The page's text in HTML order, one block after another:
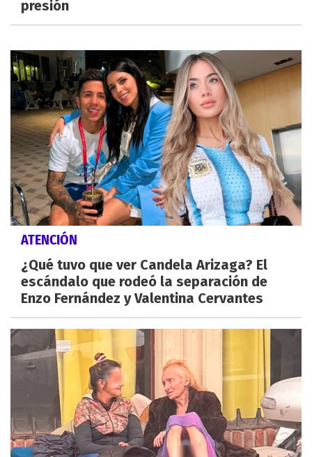
presión
ATENCIÓN
¿Qué tuvo que ver Candela Arizaga? El
escándalo que rodeó la separación de
Enzo Fernández y Valentina Cervantes